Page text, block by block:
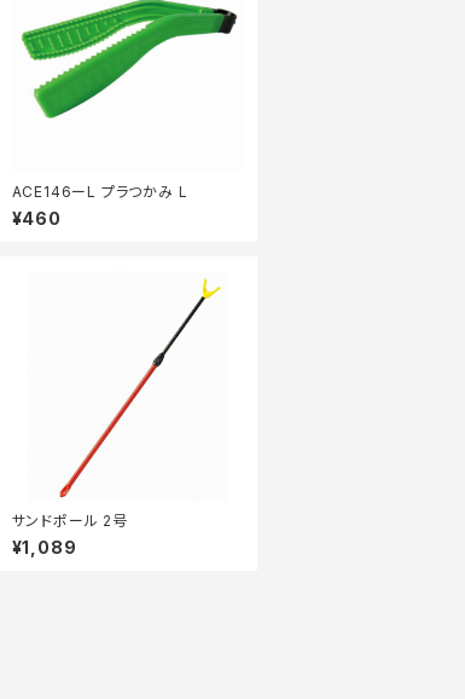
ACE146ーL プラつかみ L
¥460
サンドポール 2号
¥1,089